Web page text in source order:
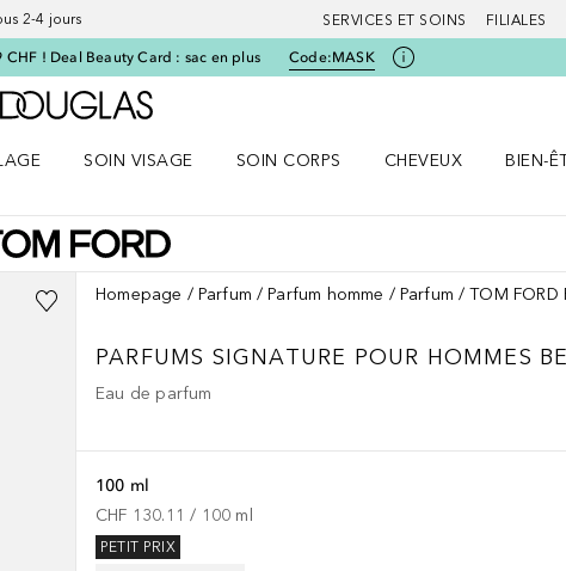
2-4 jours SERVICES ET SOINS FILIALES
CHF ! Deal Beauty Card : sac en plus Code:MASK
Vers l'accueil Douglas
SOIN VISAGE
SOIN CORPS
CHEVEUX
BIEN-
Homepage Parfum Parfum homme Parfum TOM
PARFUMS SIGNATURE POUR HOMMES
Eau de parfum
100 ml
CHF 130.11 / 100 ml
PETIT PRIX